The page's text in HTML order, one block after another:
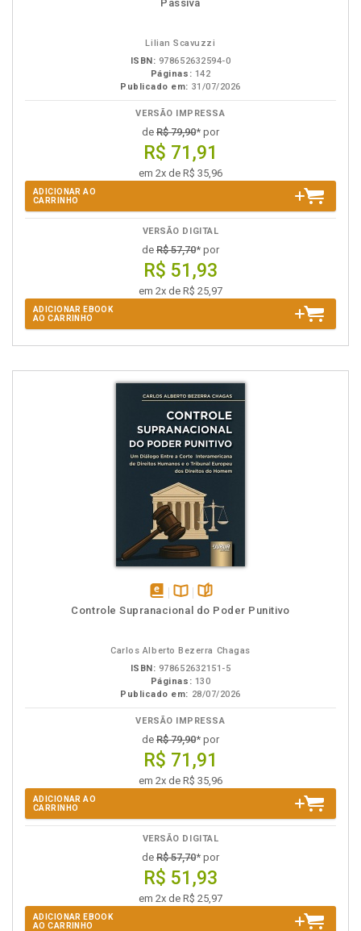
Passiva
Lilian Scavuzzi
ISBN: 978652632594-0
Páginas: 142
Publicado em: 31/07/2026
VERSÃO IMPRESSA
de R$ 79,90* por
R$ 71,91
em 2x de R$ 35,96
ADICIONAR AO
CARRINHO
VERSÃO DIGITAL
de R$ 57,70* por
R$ 51,93
em 2x de R$ 25,97
ADICIONAR EBOOK
AO CARRINHO
disponívelDisponível
páginas
Controle Supranacional do Poder Punitivo
Carlos Alberto Bezerra Chagas
ISBN: 978652632151-5
Páginas: 130
Publicado em: 28/07/2026
VERSÃO IMPRESSA
de R$ 79,90* por
R$ 71,91
em 2x de R$ 35,96
ADICIONAR AO
CARRINHO
VERSÃO DIGITAL
de R$ 57,70* por
R$ 51,93
em 2x de R$ 25,97
ADICIONAR EBOOK
AO CARRINHO